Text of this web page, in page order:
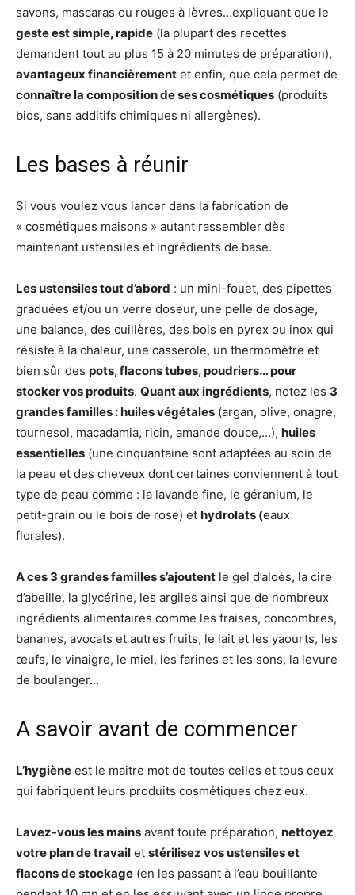
savons, mascaras ou rouges à lèvres…expliquant que le
geste est simple, rapide (la plupart des recettes
demandent tout au plus 15 à 20 minutes de préparation),
avantageux financièrement et enfin, que cela permet de
connaître la composition de ses cosmétiques (produits
bios, sans additifs chimiques ni allergènes).
Les bases à réunir
Si vous voulez vous lancer dans la fabrication de
« cosmétiques maisons » autant rassembler dès
maintenant ustensiles et ingrédients de base.
Les ustensiles tout d’abord : un mini-fouet, des pipettes
graduées et/ou un verre doseur, une pelle de dosage,
une balance, des cuillères, des bols en pyrex ou inox qui
résiste à la chaleur, une casserole, un thermomètre et
bien sûr des pots, flacons tubes, poudriers… pour
stocker vos produits. Quant aux ingrédients, notez les 3
grandes familles : huiles végétales (argan, olive, onagre,
tournesol, macadamia, ricin, amande douce,…), huiles
essentielles (une cinquantaine sont adaptées au soin de
la peau et des cheveux dont certaines conviennent à tout
type de peau comme : la lavande fine, le géranium, le
petit-grain ou le bois de rose) et hydrolats (eaux
florales).
A ces 3 grandes familles s’ajoutent le gel d’aloès, la cire
d’abeille, la glycérine, les argiles ainsi que de nombreux
ingrédients alimentaires comme les fraises, concombres,
bananes, avocats et autres fruits, le lait et les yaourts, les
œufs, le vinaigre, le miel, les farines et les sons, la levure
de boulanger…
A savoir avant de commencer
L’hygiène est le maitre mot de toutes celles et tous ceux
qui fabriquent leurs produits cosmétiques chez eux.
Lavez-vous les mains avant toute préparation, nettoyez
votre plan de travail et stérilisez vos ustensiles et
flacons de stockage (en les passant à l’eau bouillante